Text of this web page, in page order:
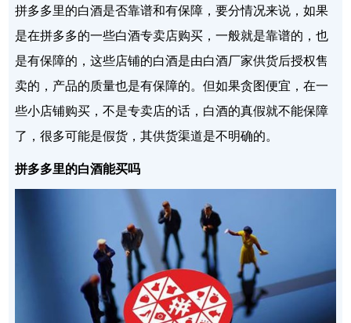
拼多多里的白酒是否靠谱和有保障，要分情况来说，如果
是在拼多多的一些白酒专卖店购买，一般就是靠谱的，也
是有保障的，这些店铺的白酒是由白酒厂家供货后授权售
卖的，产品的质量也是有保障的。但如果贪图便宜，在一
些小店铺购买，不是专卖店的话，白酒的真假就不能保障
了，很多可能是假货，其供货渠道是不明确的。
拼多多里的白酒能买吗